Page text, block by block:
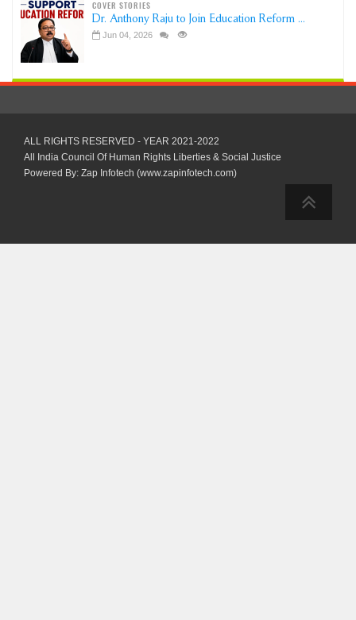
COVER STORIES
Dr. Anthony Raju to Join Education Reform ...
Jun 04, 2026
ALL RIGHTS RESERVED - YEAR 2021-2022
All India Council Of Human Rights Liberties & Social Justice
Powered By: Zap Infotech (www.zapinfotech.com)